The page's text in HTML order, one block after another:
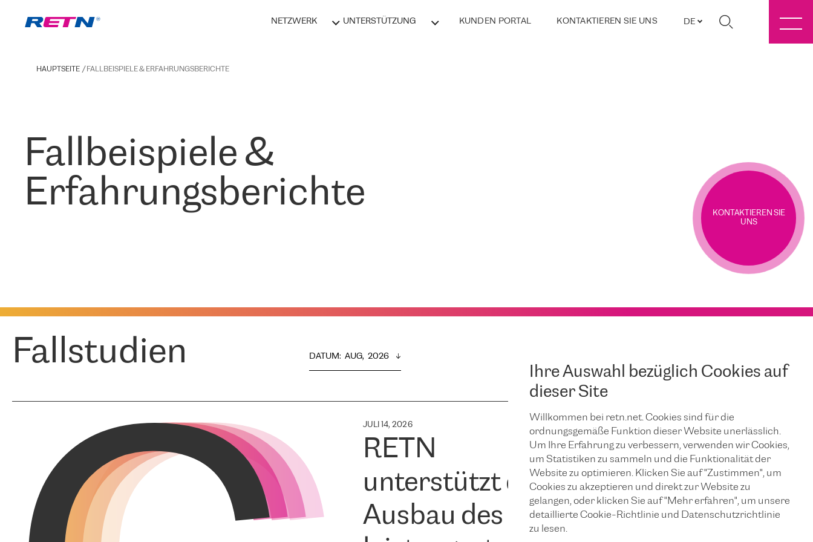
NETZWERK UNTERSTÜTZUNG KUNDEN PORTAL KONTAKTIEREN SIE UNS DE
Ihre Auswahl bezüglich Cookies auf
dieser Site
Willkommen bei retn.net. Cookies sind für die
ordnungsgemäße Funktion dieser Website unerlässlich.
Um Ihre Erfahrung zu verbessern, verwenden wir Cookies,
um Statistiken zu sammeln und die Funktionalität der
Website zu optimieren. Klicken Sie auf "Zustimmen", um
Cookies zu akzeptieren und direkt zur Website zu
gelangen, oder klicken Sie auf "Mehr erfahren", um unsere
detaillierte Cookie-Richtlinie und Datenschutzrichtlinie
zu lesen.
HAUPTSEITE FALLBEISPIELE & ERFAHRUNGSBERICHTE
Fallbeispiele &
Erfahrungsberichte
KONTAKTIEREN SIE
UNS
Fallstudien DATUM: AUG,  2026
JULI 14, 2026
RETN
unterstützt den
Ausbau des
Sicherstellung
eines
unterbrechungs